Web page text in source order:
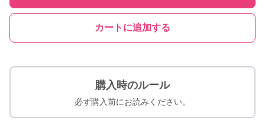
カートに追加する
購入時のルール
必ず購入前にお読みください。